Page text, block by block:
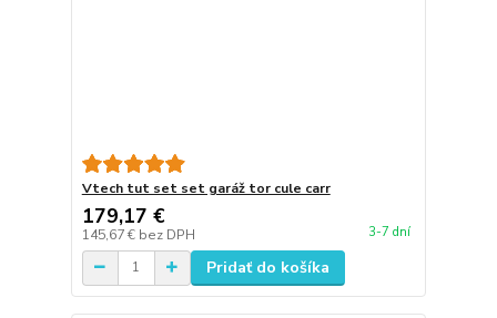
Vtech tut set set garáž tor cule carr
179,17 €
145,67 € bez DPH 3-7 dní
Pridať do košíka